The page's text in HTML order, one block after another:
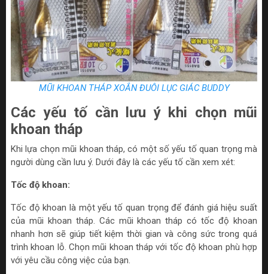
MŨI KHOAN THÁP XOẮN ĐUÔI LỤC GIÁC BUDDY
Các yếu tố cần lưu ý khi chọn mũi
khoan tháp
Khi lựa chọn mũi khoan tháp, có một số yếu tố quan trọng mà
người dùng cần lưu ý. Dưới đây là các yếu tố cần xem xét:
Tốc độ khoan:
Tốc độ khoan là một yếu tố quan trọng để đánh giá hiệu suất
của mũi khoan tháp. Các mũi khoan tháp có tốc độ khoan
nhanh hơn sẽ giúp tiết kiệm thời gian và công sức trong quá
trình khoan lỗ. Chọn mũi khoan tháp với tốc độ khoan phù hợp
với yêu cầu công việc của bạn.